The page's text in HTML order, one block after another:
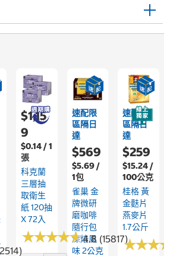
$1,15
9
$0.14 / 1
張
科克蘭
三層抽
取衛生
紙 120抽
X 72入
★★★★★
★★★★★4.8 (15817)
速配限
區隔日
達
$569
$5.69 /
1包
雀巢 金
牌微研
磨咖啡
隨行包
深焙風
味 2公克
速配限
區隔日
達
$259
$15.24 /
100公克
桂格 黃
金麩片
燕麥片
1.7公斤
★★★
★★★